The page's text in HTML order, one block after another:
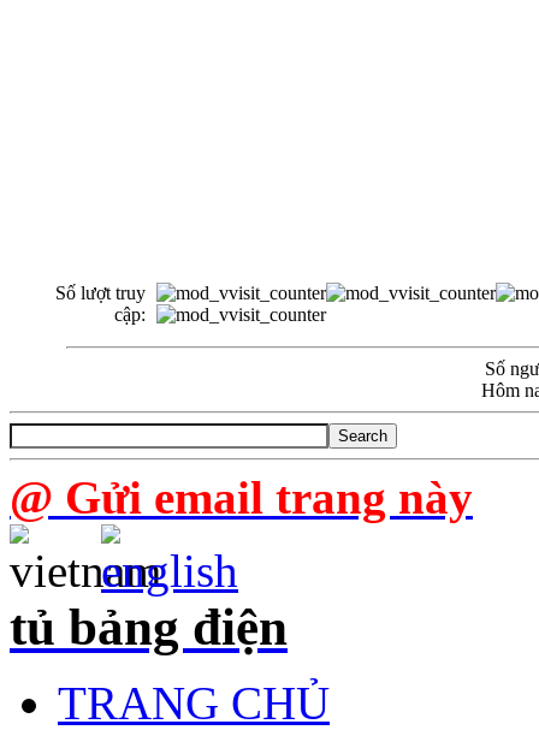
Số lượt truy
cập:
Số
Hôm
@ Gửi email trang này
tủ bảng điện
TRANG CHỦ